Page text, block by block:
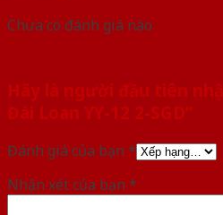
Chưa có đánh giá nào.
Hãy là người đầu tiên
Đài Loan YY-12 2-SGD”
Đánh giá của bạn *
Nhận xét của bạn *